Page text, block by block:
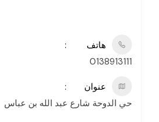
هاتف
0138913111
عنوان
حي الدوحة شارع عبد الله بن عباس